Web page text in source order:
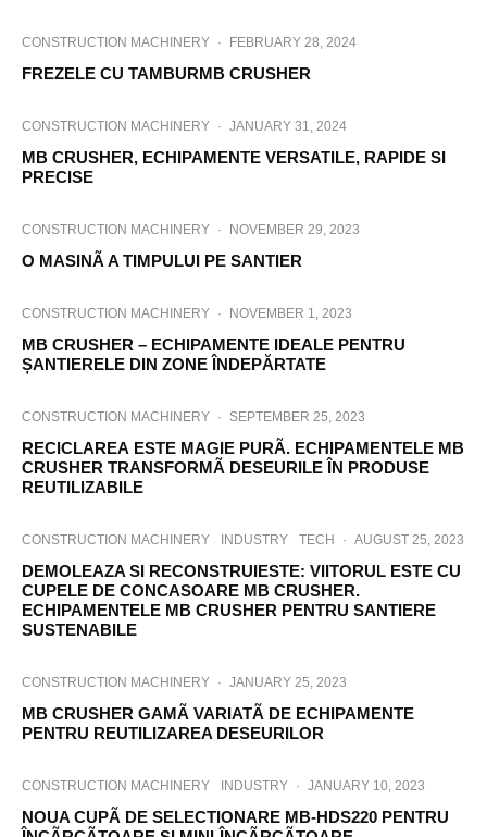
CONSTRUCTION MACHINERY · FEBRUARY 28, 2024
FREZELE CU TAMBURMB CRUSHER
CONSTRUCTION MACHINERY · JANUARY 31, 2024
MB CRUSHER, ECHIPAMENTE VERSATILE, RAPIDE SI
PRECISE
CONSTRUCTION MACHINERY · NOVEMBER 29, 2023
O MASINÃ A TIMPULUI PE SANTIER
CONSTRUCTION MACHINERY · NOVEMBER 1, 2023
MB CRUSHER – ECHIPAMENTE IDEALE PENTRU
ȘANTIERELE DIN ZONE ÎNDEPĂRTATE
CONSTRUCTION MACHINERY · SEPTEMBER 25, 2023
RECICLAREA ESTE MAGIE PURÃ. ECHIPAMENTELE MB
CRUSHER TRANSFORMÃ DESEURILE ÎN PRODUSE
REUTILIZABILE
CONSTRUCTION MACHINERY INDUSTRY TECH · AUGUST 25, 2023
DEMOLEAZA SI RECONSTRUIESTE: VIITORUL ESTE CU
CUPELE DE CONCASOARE MB CRUSHER.
ECHIPAMENTELE MB CRUSHER PENTRU SANTIERE
SUSTENABILE
CONSTRUCTION MACHINERY · JANUARY 25, 2023
MB CRUSHER GAMÃ VARIATÃ DE ECHIPAMENTE
PENTRU REUTILIZAREA DESEURILOR
CONSTRUCTION MACHINERY INDUSTRY · JANUARY 10, 2023
NOUA CUPÃ DE SELECTIONARE MB-HDS220 PENTRU